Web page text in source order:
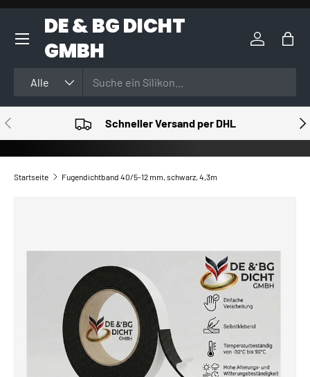
DIREKT ZUM INHALT
DE & BG DICHT
GMBH
Alle
Einloggen
VORHERIGE Schneller Versand per DHL
Startseite Fugendichtband 40/5-12 mm, schwarz, 4,3m